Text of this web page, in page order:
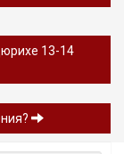
13-14